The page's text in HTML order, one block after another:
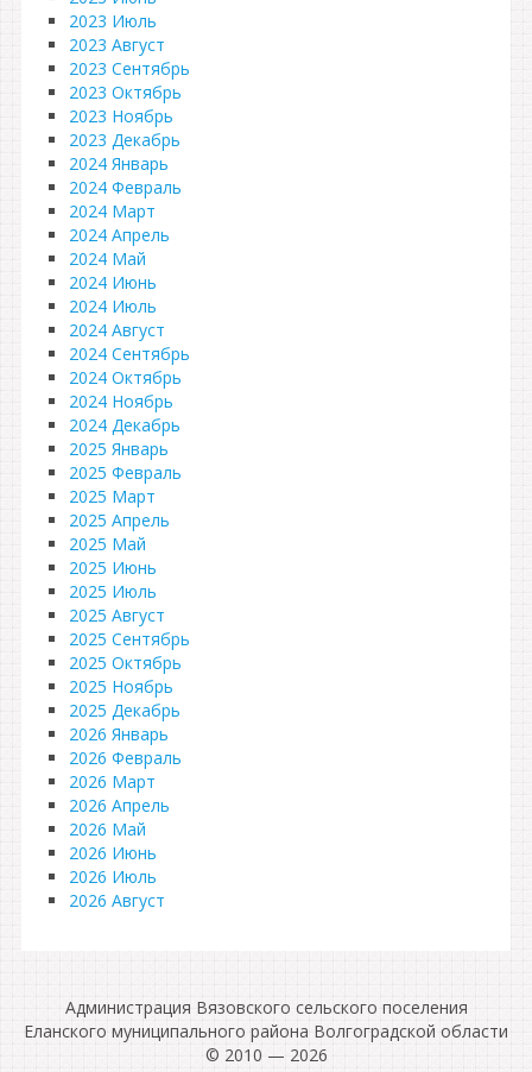
2023 Июль
2023 Август
2023 Сентябрь
2023 Октябрь
2023 Ноябрь
2023 Декабрь
2024 Январь
2024 Февраль
2024 Март
2024 Апрель
2024 Май
2024 Июнь
2024 Июль
2024 Август
2024 Сентябрь
2024 Октябрь
2024 Ноябрь
2024 Декабрь
2025 Январь
2025 Февраль
2025 Март
2025 Апрель
2025 Май
2025 Июнь
2025 Июль
2025 Август
2025 Сентябрь
2025 Октябрь
2025 Ноябрь
2025 Декабрь
2026 Январь
2026 Февраль
2026 Март
2026 Апрель
2026 Май
2026 Июнь
2026 Июль
2026 Август
Администрация Вязовского сельского поселения
Еланского муниципального района Волгоградской области
© 2010 — 2026